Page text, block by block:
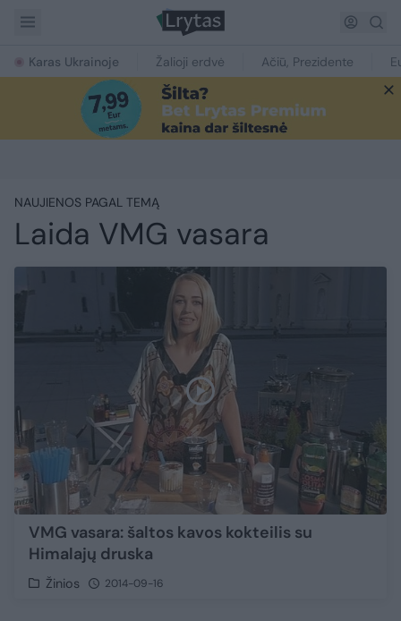
Karas Ukrainoje Žalioji erdvė Ačiū, Prezidente
NAUJIENOS PAGAL TEMĄ
Laida VMG vasara
VMG vasara: šaltos kavos kokteilis su
Himalajų druska
Žinios 2014-09-16